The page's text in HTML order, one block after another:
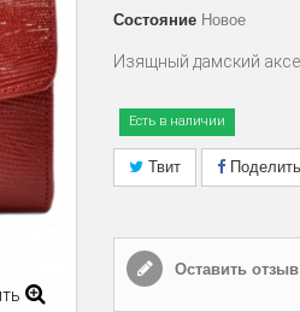
Состояние Новое
Изящный дамский
Есть в наличии
Твит
Оставить отзыв